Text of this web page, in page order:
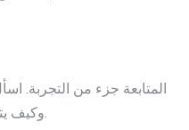
المتابعة جزء من التجربة.